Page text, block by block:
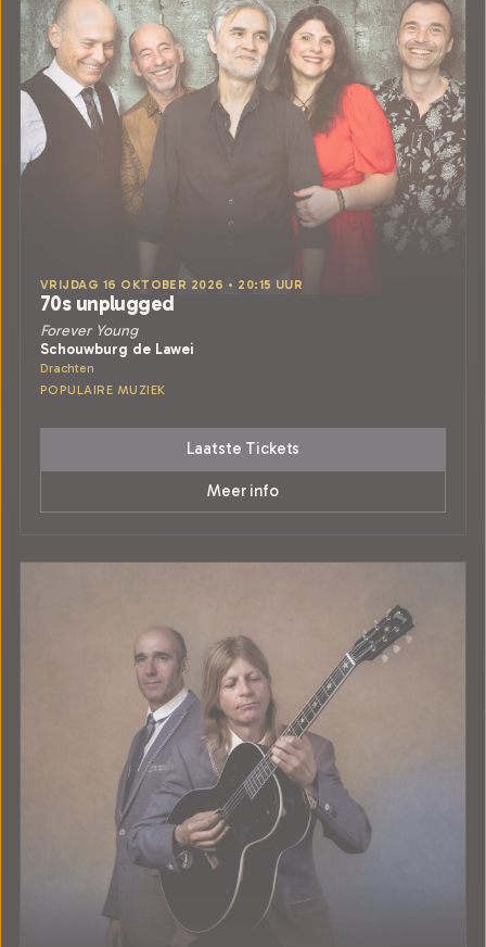
VRIJDAG 16 OKTOBER 2026 • 20:15 UUR
70s unplugged
Forever Young
Schouwburg de Lawei
Drachten
POPULAIRE MUZIEK
Laatste Tickets
Meer info